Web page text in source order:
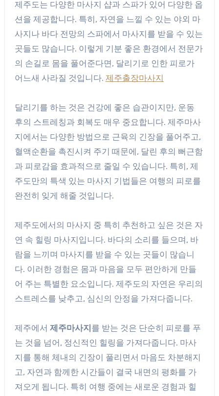
제주도는 다양한 마사지 샵과 스파가 있어 다양한 옵
션을 제공합니다. 특히, 자연을 느낄 수 있는 야외 마
사지나 바다 전망의 스파에서 마사지를 받을 수 있는
곳들도 많습니다. 이렇게 기분 좋은 환경에서 전문가
의 손길로 몸을 풀어준다면, 달리기로 인한 피로가
어느새 사라질 것입니다. 제주출장마사지
달리기를 하는 것은 건강에 좋은 습관이지만, 운동
후의 스트레칭과 회복도 매우 중요합니다. 제주마사
지에서는 다양한 방법으로 근육의 긴장을 풀어주고,
혈액순환을 촉진시켜 주기 때문에, 달린 후의 뻐근함
과 피로감을 효과적으로 줄일 수 있습니다. 특히, 제
주도만의 특색 있는 마사지 기법들은 여행의 피로를
완전히 잊게 해줄 것입니다.
제주도에서의 마사지 중 특히 추천하고 싶은 것은 자
연 속 힐링 마사지입니다. 바다의 소리를 들으며, 바
람을 느끼며 마사지를 받을 수 있는 곳들이 많습니
다. 이러한 경험은 몸과 마음을 모두 편안하게 만들
어 주는 특별한 요소입니다. 제주도의 자연은 우리의
스트레스를 낮추고, 심신의 안정을 가져다줍니다.
제주에서 제주마사지 를 받는 것은 단순히 피로를 푸
는 것을 넘어, 정신적인 힐링을 가져다줍니다. 마사
지를 통해 체내의 긴장이 풀리면서 마음도 차분해지
고, 자연과 함께한 시간들이 결국 내면의 평화를 가
져오게 됩니다. 특히 여행 중에는 새로운 경험과 힐